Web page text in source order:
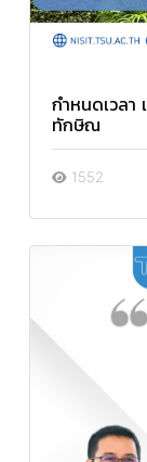
กำหนดเวล
ทักษิณ
1552